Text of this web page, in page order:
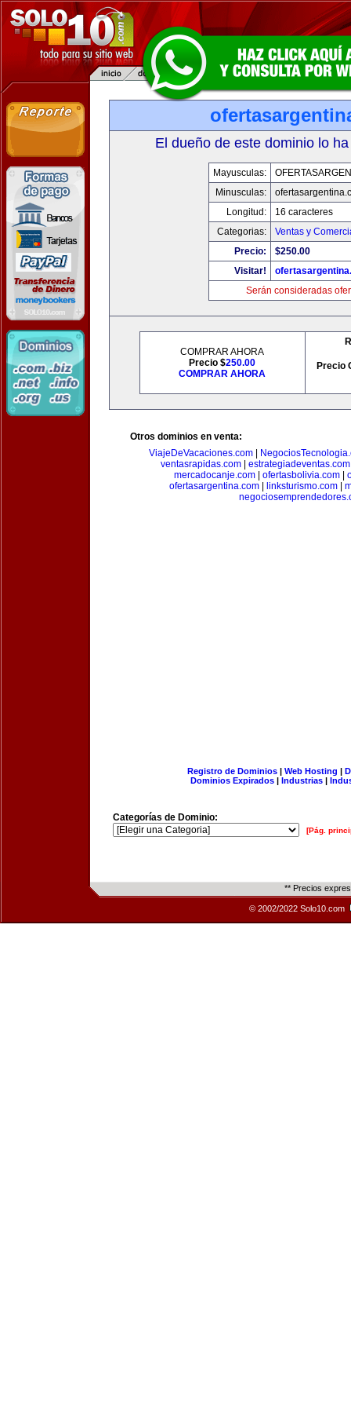
El dueño de este dominio lo
Mayusculas:
Minusculas:
Longitud:
16 caracteres
Categorias:
Ventas y
Precio:
$250.00
Visitar!
Serán consideradas
COMPRAR AHORA
Precio $250.00
COMPRAR AHORA
Precio
Otros dominios en venta:
ViajeDeVacaciones.com|
ventasrapidas.com
estrategiadeventas.com
mercadocanje.com
ofertasbolivia.com
ofertasargentina.com| linksturismo.com|
Registro de Dominios| Web Hosting |
Dominios Expirados | Industrias |
Categorías de Dominio:
[Pág.
** Precios
© 2002/2022 Solo10.com